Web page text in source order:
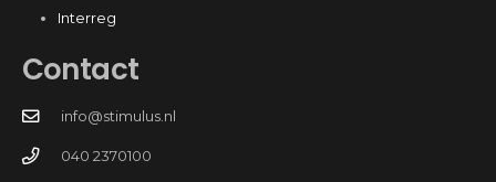
Interreg
Contact
info@stimulus.nl
040 2370100